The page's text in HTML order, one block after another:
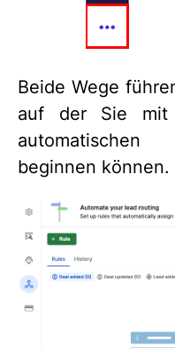
Beide Wege
auf der Sie mit
beginnen können.